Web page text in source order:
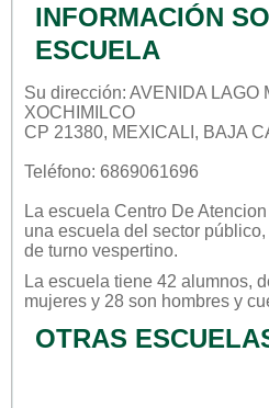
INFORMACIÓN
ESCUELA
Su dirección: AVENIDA LAGO
XOCHIMILCO
CP 21380, MEXICALI, BAJA
Teléfono: 6869061696
La escuela Centro De
una escuela del sector público
de turno vespertino.
La escuela tiene 42 alumnos,
mujeres y 28 son hombres y
OTRAS